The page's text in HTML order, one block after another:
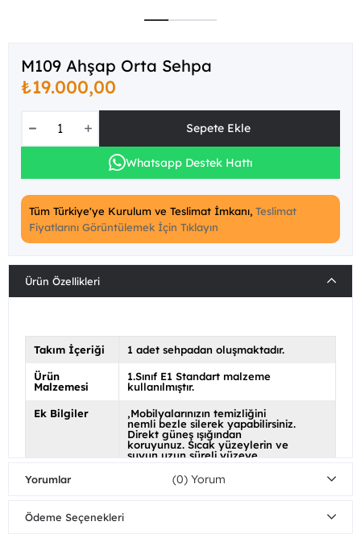
M109 Ahşap Orta Sehpa
₺19.000,00
Whatsapp Destek Hattı
Tüm Türkiye'ye Kurulum ve Teslimat İmkanı, Teslimat
Fiyatlarını Görüntülemek İçin Tıklayın
Ürün Özellikleri
Takım İçeriği 1 adet sehpadan oluşmaktadır.
Ürün
Malzemesi
1.Sınıf E1 Standart malzeme
kullanılmıştır.
Ek Bilgiler
Mobilyalarınızın temizliğini
nemli bezle silerek yapabilirsiniz.
Direkt güneş ışığından
koruyunuz. Sıcak yüzeylerin ve
suyun uzun süreli yüzeye
Yorumlar (0)
Ödeme Seçenekleri